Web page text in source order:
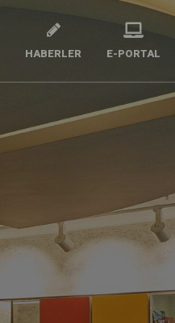
HABERLER E-PORTAL